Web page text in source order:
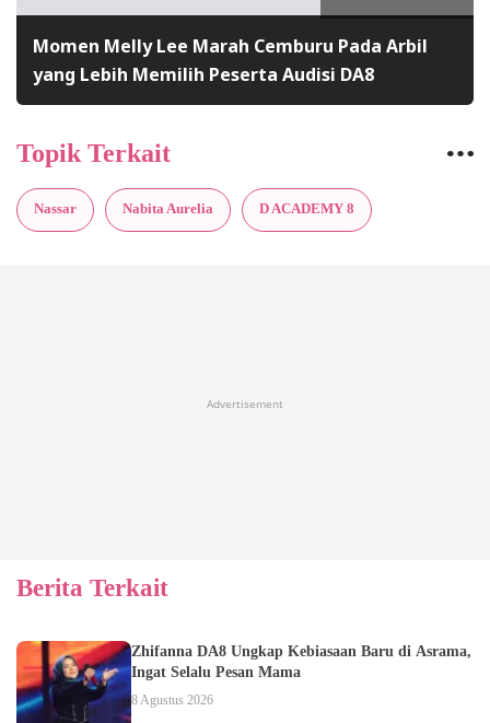
Momen Melly Lee Marah Cemburu Pada Arbil
yang Lebih Memilih Peserta Audisi DA8
Topik Terkait
Nassar Nabita Aurelia D ACADEMY 8
Advertisement
Berita Terkait
Zhifanna DA8 Ungkap Kebiasaan Baru di Asrama,
Ingat Selalu Pesan Mama
8 Agustus 2026